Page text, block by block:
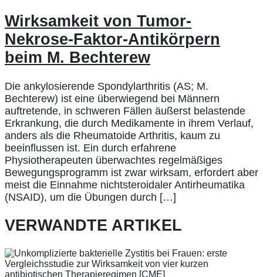
Wirksamkeit von Tumor-
Nekrose-Faktor-Antikörpern
beim M. Bechterew
Die ankylosierende Spondylarthritis (AS; M.
Bechterew) ist eine überwiegend bei Männern
auftretende, in schweren Fällen äußerst belastende
Erkrankung, die durch Medikamente in ihrem Verlauf,
anders als die Rheumatoide Arthritis, kaum zu
beeinflussen ist. Ein durch erfahrene
Physiotherapeuten überwachtes regelmäßiges
Bewegungsprogramm ist zwar wirksam, erfordert aber
meist die Einnahme nichtsteroidaler Antirheumatika
(NSAID), um die Übungen durch […]
VERWANDTE ARTIKEL